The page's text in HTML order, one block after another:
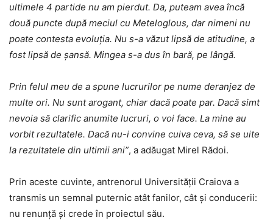
ultimele 4 partide nu am pierdut. Da, puteam avea încă
două puncte după meciul cu Meteloglous, dar nimeni nu
poate contesta evoluția. Nu s-a văzut lipsă de atitudine, a
fost lipsă de șansă. Mingea s-a dus în bară, pe lângă.
Prin felul meu de a spune lucrurilor pe nume deranjez de
multe ori. Nu sunt arogant, chiar dacă poate par. Dacă simt
nevoia să clarific anumite lucruri, o voi face. La mine au
vorbit rezultatele. Dacă nu-i convine cuiva ceva, să se uite
la rezultatele din ultimii ani”, a adăugat Mirel Rădoi.
Prin aceste cuvinte, antrenorul Universității Craiova a
transmis un semnal puternic atât fanilor, cât și conducerii:
nu renunță și crede în proiectul său.